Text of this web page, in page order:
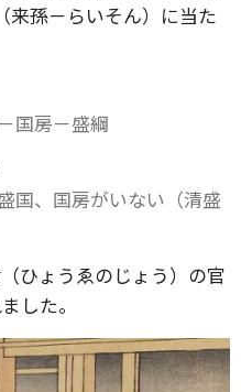
来孫－らいそん）に当た
国房－盛綱
国、国房がいない（清盛
ひょうゑのじょう）の官
した。